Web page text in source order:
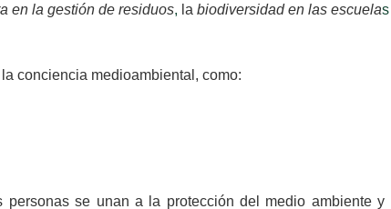
en la gestión de residuos, la biodiversidad en las escuelas
conciencia medioambiental, como:
personas se unan a la protección del medio ambiente